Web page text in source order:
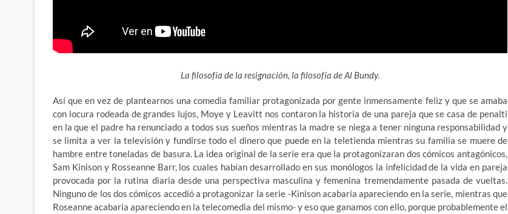
La filosofía de la resignación, la filosofía de Al Bundy.
Así que en vez de plantearnos una comedia familiar protagonizada por gente inmensamente feliz y que se amaba
con locura rodeada de grandes lujos, Moye y Leavitt nos contaron la historia de una pareja que se casa de penalti
en la que el padre ha renunciado a todos sus sueños mientras la madre se niega a tener ninguna responsabilidad y
se limita a ver la televisión y fundirse todo el dinero que puede en la teletienda mientras su familia se muere de
hambre entre toneladas de basura. La idea original de la serie era que la protagonizaran dos cómicos antagónicos,
Sam Kinison y Rosseanne Barr, los cuales habían desarrollado en sus monólogos la infelicidad de la vida en pareja
provocada por la rutina diaria desde una perspectiva masculina y femenina tremendamente pasada de vueltas.
Ninguno de los dos cómicos accedió a protagonizar la serie -Kinison acabaría apareciendo en la serie, mientras que
Roseanne acabaría apareciendo en la telecomedia del mismo- y eso que ganamos con ello, porque probablemente el